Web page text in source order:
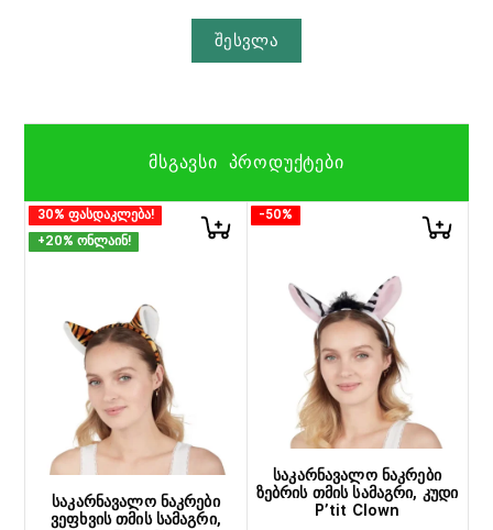
შესვლა
ᲛᲡᲒᲐᲕᲡᲘ ᲞᲠᲝᲓᲣᲥᲢᲔᲑᲘ
30% ფასდაკლება!
+20% ონლაინ!
საკარნავალო ნაკრები
ვეფხვის თმის სამაგრი,
-50%
საკარნავალო ნაკრები
ზებრის თმის სამაგრი, კუდი
P’tit Clown